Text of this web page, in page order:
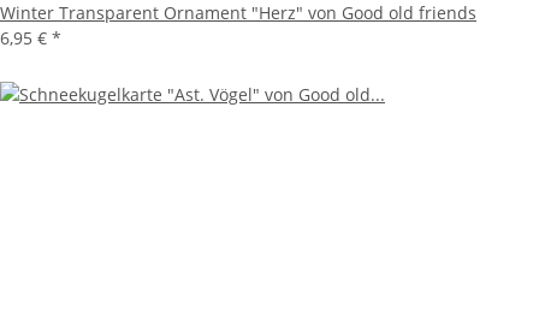
Winter Transparent Ornament "Herz" von Good old friends
6,95 € *